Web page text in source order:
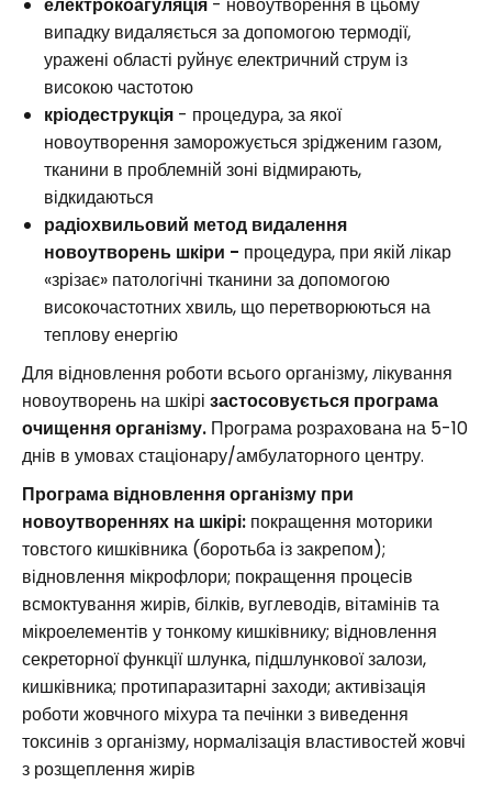
електрокоагуляція - новоутворення в цьому
випадку видаляється за допомогою термодії,
уражені області руйнує електричний струм із
високою частотою
кріодеструкція - процедура, за якої
новоутворення заморожується зрідженим газом,
тканини в проблемній зоні відмирають,
відкидаються
радіохвильовий метод видалення
новоутворень шкіри - процедура, при якій лікар
«зрізає» патологічні тканини за допомогою
високочастотних хвиль, що перетворюються на
теплову енергію
Для відновлення роботи всього організму, лікування
новоутворень на шкірі застосовується програма
очищення організму. Програма розрахована на 5-10
днів в умовах стаціонару/амбулаторного центру.
Програма відновлення організму при
новоутвореннях на шкірі: покращення моторики
товстого кишківника (боротьба із закрепом);
відновлення мікрофлори; покращення процесів
всмоктування жирів, білків, вуглеводів, вітамінів та
мікроелементів у тонкому кишківнику; відновлення
секреторної функції шлунка, підшлункової залози,
кишківника; протипаразитарні заходи; активізація
роботи жовчного міхура та печінки з виведення
токсинів з організму, нормалізація властивостей жовчі
з розщеплення жирів